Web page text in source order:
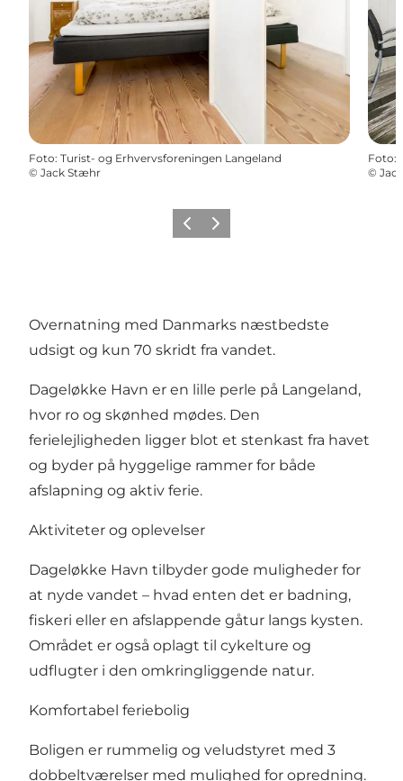
Foto: Turist- og Erhvervsforeningen Langeland
© Jack Stæhr
Foto:
©
ForrigeNæste
Overnatning med Danmarks næstbedste
udsigt og kun 70 skridt fra vandet.
Dageløkke Havn er en lille perle på Langeland,
hvor ro og skønhed mødes. Den
ferielejligheden ligger blot et stenkast fra havet
og byder på hyggelige rammer for både
afslapning og aktiv ferie.
Aktiviteter og oplevelser
Dageløkke Havn tilbyder gode muligheder for
at nyde vandet – hvad enten det er badning,
fiskeri eller en afslappende gåtur langs kysten.
Området er også oplagt til cykelture og
udflugter i den omkringliggende natur.
Komfortabel feriebolig
Boligen er rummelig og veludstyret med 3
dobbeltværelser med mulighed for opredning.